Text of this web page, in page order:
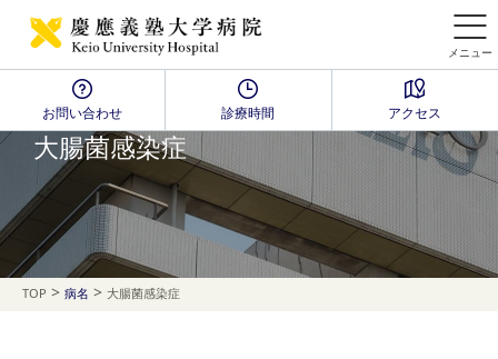
メニュー
お問い合わせ 診療時間 アクセス
Disease Name Search
大腸菌感染症
TOP > 病名 > 大腸菌感染症